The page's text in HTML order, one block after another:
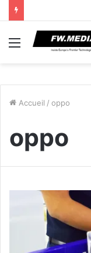
Menu
Accueil / oppo
oppo